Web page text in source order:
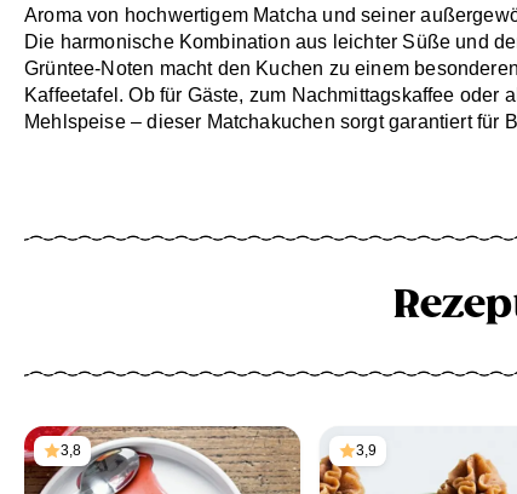
Aroma von hochwertigem Matcha und seiner
Die harmonische Kombination aus leichter Süße und
Grüntee-Noten macht den Kuchen zu einem
Kaffeetafel. Ob für Gäste, zum Nachmittagskaffee oder
Mehlspeise – dieser Matchakuchen sorgt garantiert für
3,8 3,9